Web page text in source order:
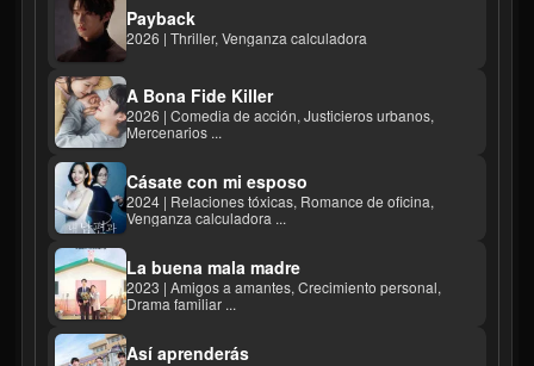
Payback
2026 | Thriller, Venganza calculadora
A Bona Fide Killer
2026 | Comedia de acción, Justicieros urbanos,
Mercenarios ...
Cásate con mi esposo
2024 | Relaciones tóxicas, Romance de oficina,
Venganza calculadora ...
La buena mala madre
2023 | Amigos a amantes, Crecimiento personal,
Drama familiar ...
Así aprenderás